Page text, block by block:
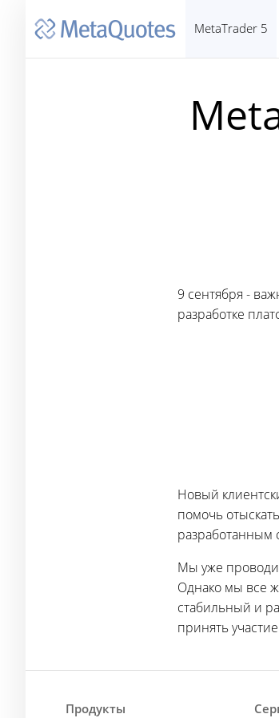
MetaTrader 5
9 сентября -
разработке
Новый
помочь
разработанным
Мы уже
Однако мы все
стабильный и
принять
Продукты